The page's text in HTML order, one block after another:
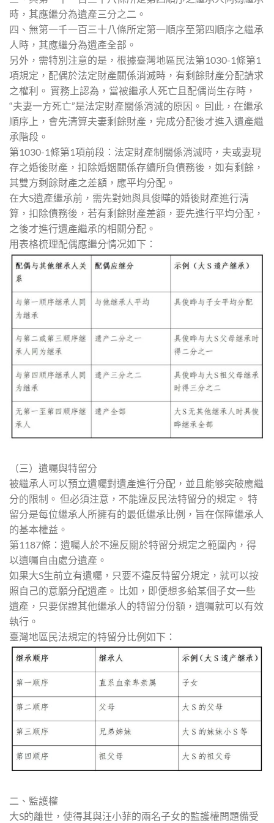
時，其應繼分為遺產三分之二。
四、無第一千一百三十八條所定第一順序至第四順序之繼承
人時，其應繼分為遺產全部。
另外，需特別注意的是，根據臺灣地區民法第1030-1條第1
項規定，配偶於法定財產關係消滅時，有剩餘財產分配請求
之權利。 實務上認為，當被繼承人死亡且配偶尚生存時，
“夫妻一方死亡”是法定財產關係消滅的原因。 囙此，在繼承
順序上，會先清算夫妻剩餘財產，完成分配後才進入遺產繼
承階段。
第1030-1條第1項前段：法定財產制關係消滅時，夫或妻現
存之婚後財產，扣除婚姻關係存續所負債務後，如有剩餘，
其雙方剩餘財產之差額，應平均分配。
在大S遺產繼承前，需先對她與具俊曄的婚後財產進行清
算，扣除債務後，若有剩餘財產差額，要先進行平均分配，
之後才進行遺產繼承的相關分配。
用表格梳理配偶應繼分情况如下：
（三）遺囑與特留分
被繼承人可以預立遺囑對遺產進行分配，並且能够突破應繼
分的限制。 但必須注意，不能違反民法特留分的規定。 特
留分是每位繼承人所擁有的最低繼承比例，旨在保障繼承人
的基本權益。
第1187條：遺囑人於不違反關於特留分規定之範圍內，得
以遺囑自由處分遺產。
如果大S生前立有遺囑，只要不違反特留分規定，就可以按
照自己的意願分配遺產。 比如，即便想多給某個子女一些
遺產，只要保證其他繼承人的特留分份額，遺囑就可以有效
執行。
臺灣地區民法規定的特留分比例如下：
二、監護權
大S的離世，使得其與汪小菲的兩名子女的監護權問題備受